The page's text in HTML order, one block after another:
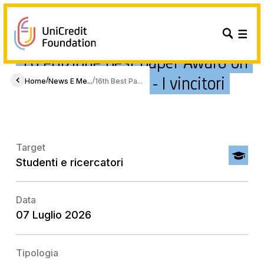
Home/News E Me.../16th Best Pa...
16 edizione Best paper Award on
Gender Economics - I vincitori
Target
Studenti e ricercatori
Data
07 Luglio 2026
Tipologia